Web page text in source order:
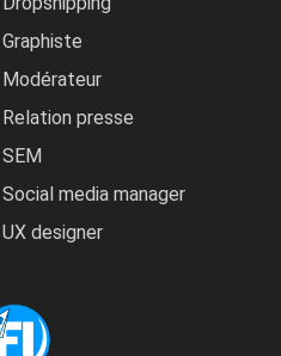
Graphiste
Modérateur
Relation presse
SEM
Social media manager
UX designer